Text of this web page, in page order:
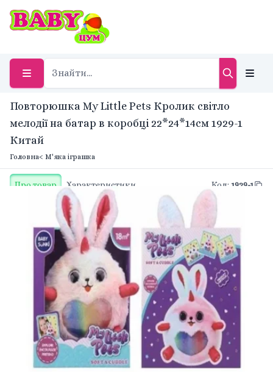
Повторюшка My Little Pets Кролик світло
мелодії на батар в коробці 22*24*14см 1929-1
Китай
Головна< М'яка іграшка
Про товар Характеристики Код: 1929-1